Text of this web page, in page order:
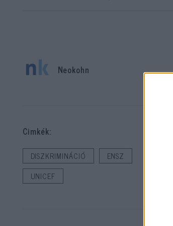
Neokohn
Cimkék:
DISZKRIMINÁCIÓ
ENSZ
UNICEF